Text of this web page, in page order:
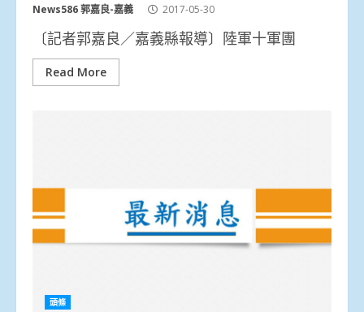
News586 郭嘉良-嘉義 2017-05-30
〔記者郭嘉良／嘉義縣報導〕陸軍十軍團
Read More
頭條